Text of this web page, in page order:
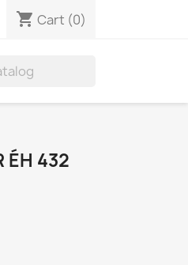
shopping_cart Cart (0)
ÉH 432